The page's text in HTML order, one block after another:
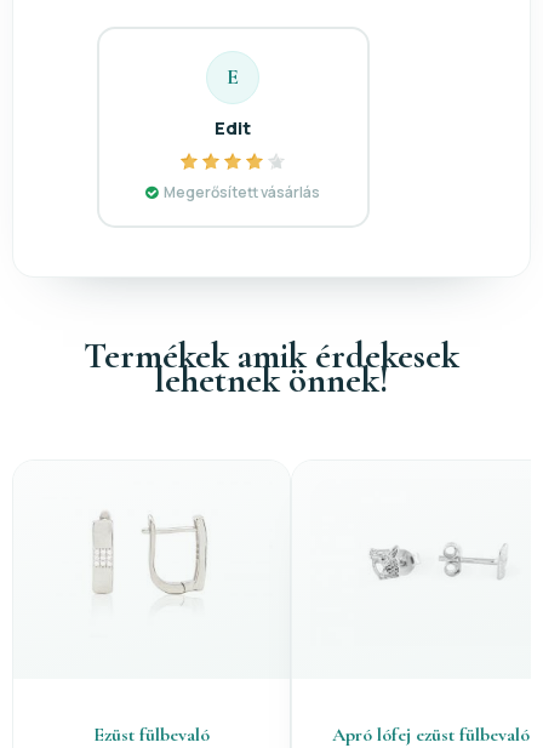
E
Edit
Megerősített vásárlás
Termékek amik érdekesek
lehetnek önnek!
Ezüst fülbevaló
Apró lófej ezüst fülbevaló